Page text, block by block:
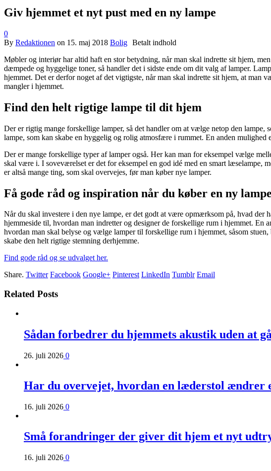
Giv hjemmet et nyt pust med en ny lampe
0
By Redaktionen on 15. maj 2018 Bolig
Møbler og interiør har altid haft en stor betydning, når man skal indrette sit hjem,
dæmpede og hyggelige toner, så handler det i sidste ende om dit valg af lamper.
hjemmet. Det er derfor noget af det vigtigste, når man skal indrette sit hjem, at man
mangler i hjemmet.
Find den helt rigtige lampe til dit hjem
Der er rigtig mange forskellige lamper, så det handler om at vælge netop den
lampe, som kan skabe en hyggelig og rolig atmosfære i rummet. En anden
Der er mange forskellige typer af lamper også. Her kan man for eksempel vælge
skal være i. I soveværelset er det for eksempel en god idé med en smart
er altså mange ting, som skal overvejes, før man køber nye lamper.
Få gode råd og inspiration når du køber en ny lampe
Når du skal investere i den nye lampe, er det godt at være opmærksom på, hvad
hjemmeside til, hvordan man indretter og designer de forskellige rum i hjemmet. En
hvordan man skal belyse og vælge lamper til forskellige rum i hjemmet, såsom
skabe den helt rigtige stemning derhjemme.
Find gode råd og se udvalget her.
Share. Twitter Facebook Google+ Pinterest LinkedIn Tumblr Email
Related Posts
Sådan forbedrer du hjemmets akustik uden at
26. juli 2026 0
Har du overvejet, hvordan en læderstol ændrer
16. juli 2026 0
Små forandringer der giver dit hjem et nyt
16. juli 2026 0